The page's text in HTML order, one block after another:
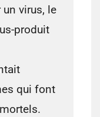
virus, le
produit
qui font